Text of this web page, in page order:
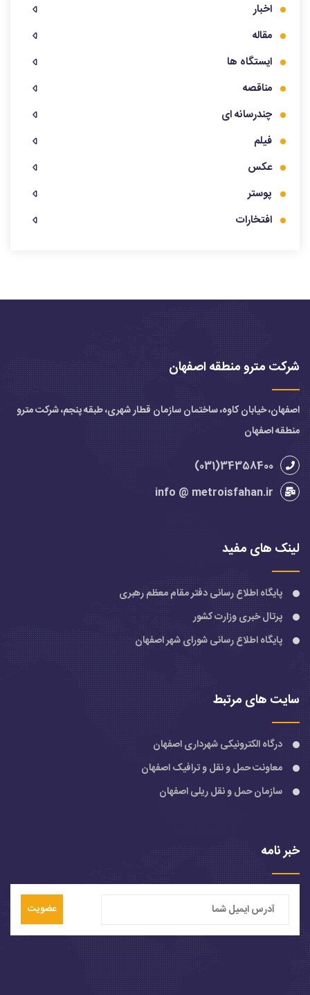
اخبار
مقاله
ایستگاه ها
مناقصه
چندرسانه ای
فیلم
عکس
پوستر
افتخارات
شرکت مترو منطقه اصفهان
اصفهان، خیابان کاوه، ساختمان سازمان قطار شهری، طبقه پنجم، شرکت مترو
منطقه اصفهان
34358400(031)
info @ metroisfahan.ir
لینک های مفید
پایگاه اطلاع رسانی دفتر مقام معظم رهبری
پرتال خبری وزارت کشور
پایگاه اطلاع رسانی شورای شهر اصفهان
سایت های مرتبط
درگاه الکترونیکی شهرداری اصفهان
معاونت حمل و نقل و ترافیک اصفهان
سازمان حمل و نقل ریلی اصفهان
خبر نامه
عضویت